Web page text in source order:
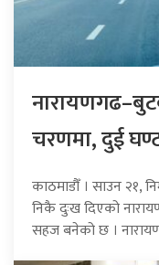
चरणमा, दुई
काठमाडौँ । साउन २१,
निकै दुःख दिएको
सहज बनेको छ ।